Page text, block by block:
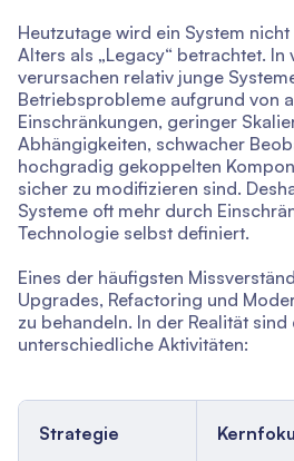
Heutzutage wird ein System
Alters als „Legacy“ betrachtet. In
verursachen relativ junge
Betriebsprobleme aufgrund von
Einschränkungen, geringer
Abhängigkeiten, schwacher
hochgradig gekoppelten
sicher zu modifizieren sind.
Systeme oft mehr durch
Technologie selbst definiert.
Eines der häufigsten
Upgrades, Refactoring und
zu behandeln. In der Realität sind
unterschiedliche Aktivitäten:
Strategie